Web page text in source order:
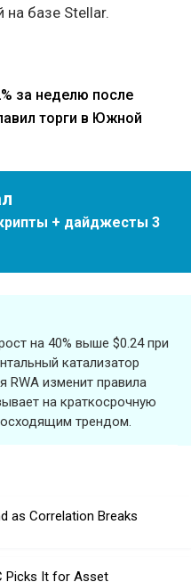
на базе Stellar.
за неделю после
торги в Южной
+ дайджесты 3
на 40% выше $0.24 при
катализатор
RWA изменит правила
на краткосрочную
трендом.
as Correlation Breaks
Picks It for Asset